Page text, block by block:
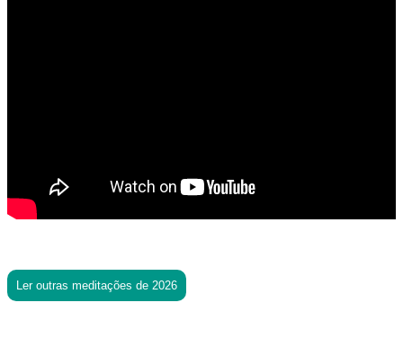
Ler outras meditações de 2026